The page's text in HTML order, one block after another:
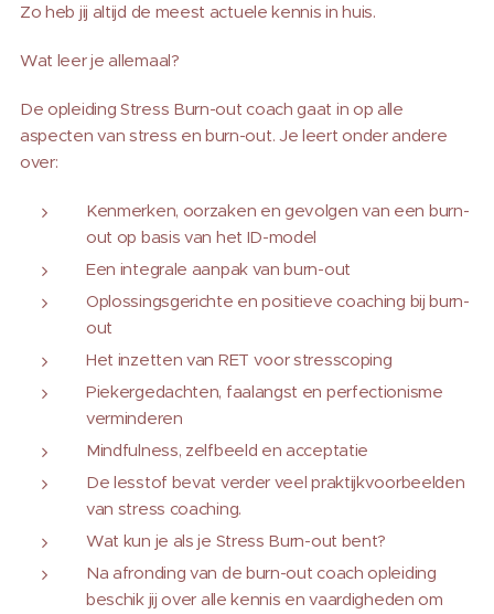
Zo heb jij altijd de meest actuele kennis in huis.
Wat leer je allemaal?
De opleiding Stress Burn-out coach gaat in op alle
aspecten van stress en burn-out. Je leert onder andere
over:
Kenmerken, oorzaken en gevolgen van een burn-
out op basis van het ID-model
Een integrale aanpak van burn-out
Oplossingsgerichte en positieve coaching bij burn-
out
Het inzetten van RET voor stresscoping
Piekergedachten, faalangst en perfectionisme
verminderen
Mindfulness, zelfbeeld en acceptatie
De lesstof bevat verder veel praktijkvoorbeelden
van stress coaching.
Wat kun je als je Stress Burn-out bent?
Na afronding van de burn-out coach opleiding
beschik jij over alle kennis en vaardigheden om